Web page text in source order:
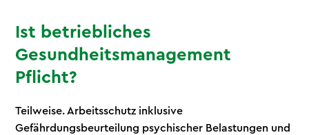
Ist betriebliches
Gesundheitsmanagement
Pflicht?
Teilweise. Arbeitsschutz inklusive
Gefährdungsbeurteilung psychischer Belastungen und